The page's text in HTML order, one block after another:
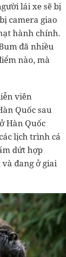
lái xe sẽ bị
camera giao
hành chính.
đã nhiều
nào, mà
viên
Quốc sau
Hàn Quốc
lịch trình cá
dứt hợp
đang ở giai